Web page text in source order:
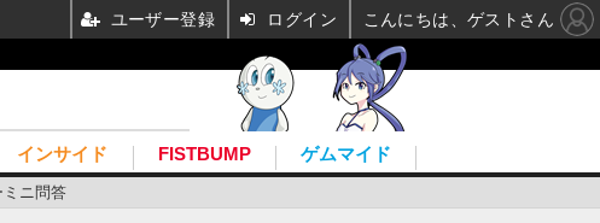
ニ問答
インサイド FISTBUMP ゲムマイド
ユーザー登録 ログイン こんにちは、ゲストさん